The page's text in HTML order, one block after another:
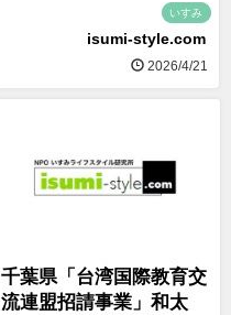
いすみ
isumi-style.com
2026/4/21
千葉県「台湾国際教育交
流連盟招請事業」和太